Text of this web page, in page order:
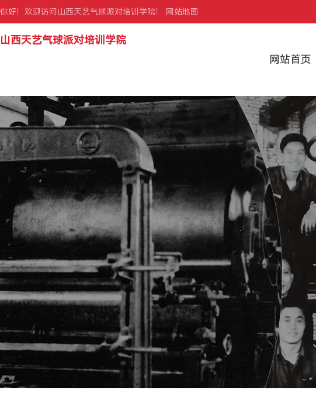
你好！欢迎访问山西天艺气球派对培训学院！ 网站地图
山西天艺气球派对培训学院
网站首页